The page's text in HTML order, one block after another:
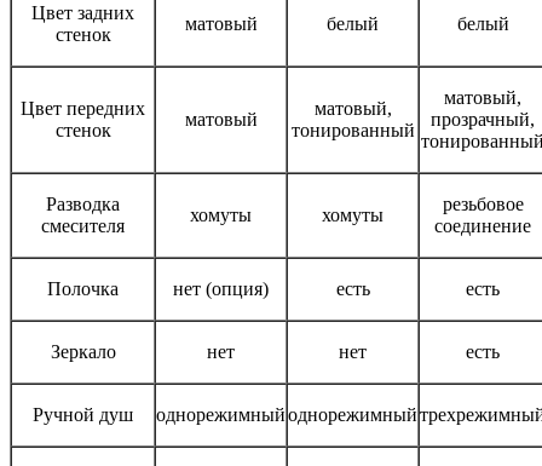
Цвет задних
стенок
матовый белый белый
Цвет передних
стенок
матовый
матовый,
тонированный
матовый,
прозрачный,
Разводка
смесителя
хомуты хомуты
резьбовое
соединение
Полочка нет (опция) есть есть
Зеркало нет нет есть
Ручной душ однорежимныйоднорежимный